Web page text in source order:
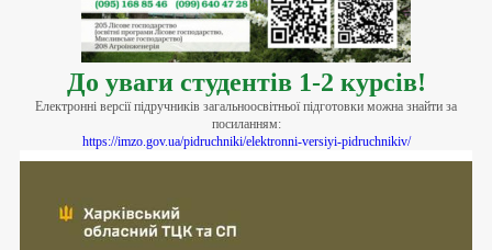
До уваги студентів 1-2 курсів!
Електронні версії підручників загальноосвітньої підготовки можна знайти за
посиланням:
https://imzo.gov.ua/pidruchniki/elektronni-versiyi-pidruchnikiv/